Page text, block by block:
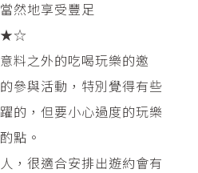
然地享受豐足
料之外的吃喝玩樂的邀
參與活動，特別覺得有些
的，但要小心過度的玩樂
點。
，很適合安排出遊約會有